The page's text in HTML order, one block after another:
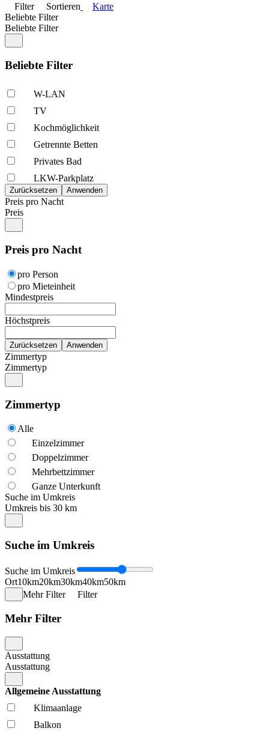
Filter
Sortieren
Karte
Beliebte Filter
Beliebte Filter
Beliebte Filter
W-LAN
TV
Kochmöglich­keit
Getrennte Betten
Privates Bad
LKW-Parkplatz
Preis pro Nacht
Preis
Preis pro Nacht
pro Person
pro Mieteinheit
Mindestpreis
Höchstpreis
Zimmertyp
Zimmertyp
Zimmertyp
Alle
Einzelzimmer
Doppelzimmer
Mehrbettzimmer
Ganze Unterkunft
Suche im Umkreis
Umkreis bis 30 km
Suche im Umkreis
Suche im Umkreis
Ort10km20km30km40km50km
Mehr Filter
Filter
Mehr Filter
Ausstattung
Ausstattung
Allgemeine Ausstattung
Klima­anlage
Balkon